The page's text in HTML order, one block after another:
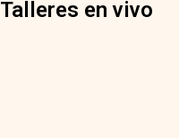
Talleres en vivo